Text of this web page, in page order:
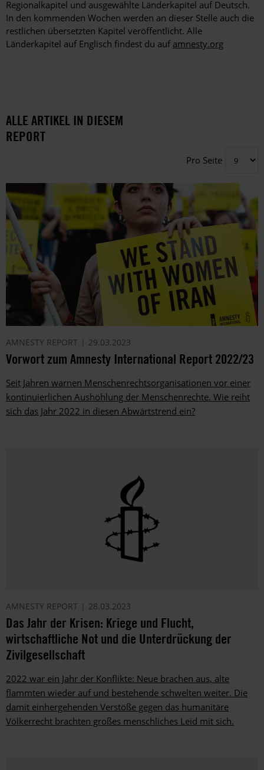
Regionalkapitel und ausgewählte Länderkapitel auf Deutsch.
In den kommenden Wochen werden an dieser Stelle auch die
restlichen übersetzten Kapitel veröffentlicht. Alle
Länderkapitel auf Englisch findest du auf amnesty.org
ALLE ARTIKEL IN DIESEM
REPORT
Pro Seite
AMNESTY REPORT 29.03.2023
Vorwort zum Amnesty International Report 2022/23
Seit Jahren warnen Menschenrechtsorganisationen vor einer
kontinuierlichen Aushöhlung der Menschenrechte. Wie reiht
sich das Jahr 2022 in diesen Abwärtstrend ein?
AMNESTY REPORT 28.03.2023
Das Jahr der Krisen: Kriege und Flucht,
wirtschaftliche Not und die Unterdrückung der
Zivilgesellschaft
2022 war ein Jahr der Konflikte: Neue brachen aus, alte
flammten wieder auf und bestehende schwelten weiter. Die
damit einhergehenden Verstöße gegen das humanitäre
Völkerrecht brachten großes menschliches Leid mit sich.